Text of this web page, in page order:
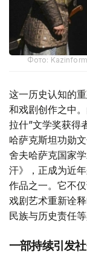
Фото: Kazinform
这一历史认知的
和戏剧创作之中
拉什”文学奖获得
哈萨克斯坦功勋
舍夫哈萨克国家
汗》，正成为近
作品之一。它不
戏剧艺术重新诠
民族与历史责任
一部持续引发